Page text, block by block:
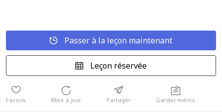
Passer à la leçon maintenant
Leçon réservée
Favoris Mise à jour Partager Garder mémo